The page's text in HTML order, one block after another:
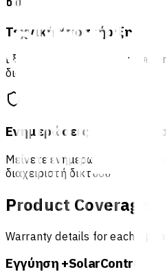
Τεχνική Υποστήριξη
Εξειδικευμένη βοήθεια μέσω
διάγνωσης
Ενημερώσεις
Μείνετε ενημερωμένοι με τις
διαχειριστή δικτύου
Product Coverage
Warranty details for each
Εγγύηση +SolarControl